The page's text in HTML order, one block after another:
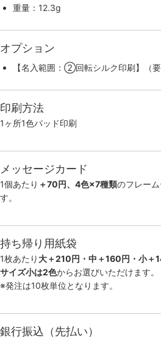
重量：12.3g
オプション
【名入範囲：②回転シルク印刷】（要
印刷方法
1ヶ所1色パッド印刷
メッセージカード
1個あたり ＋70円、4色×7種類のフレー
す。
持ち帰り用紙袋
1枚あたり 大＋210円・中＋160円・小＋
サイズ小は2色からお選びいただけます。
※発注は10枚単位となります。
銀行振込（先払い）